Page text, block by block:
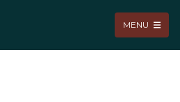
MENU